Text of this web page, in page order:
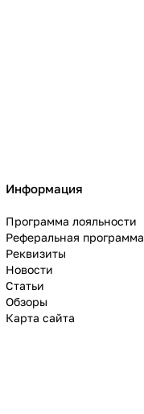
Информация
Программа лояльности
Реферальная программа
Реквизиты
Новости
Статьи
Обзоры
Карта сайта